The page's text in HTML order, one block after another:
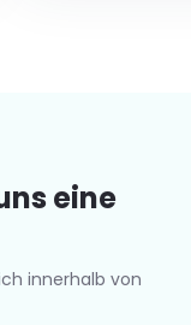
eine
innerhalb von